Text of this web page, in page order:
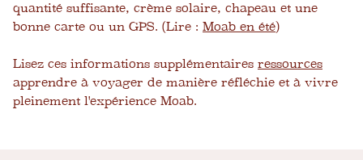
quantité suffisante, crème solaire, chapeau et une
bonne carte ou un GPS. (Lire : Moab en été)
Lisez ces informations supplémentaires ressources
apprendre à voyager de manière réfléchie et à vivre
pleinement l'expérience Moab.